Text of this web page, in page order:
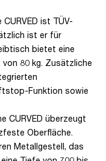
CURVED ist TÜV-
ist er für
bietet eine
80 kg. Zusätzliche
Funktion sowie
CURVED überzeugt
Oberfläche.
Metallgestell, das